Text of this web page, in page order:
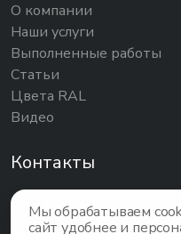
О компании
Наши услуги
Выполненные работы
Статьи
Цвета RAL
Видео
Контакты
Московская
12/3
Мы обрабатываем
сайт удобнее и